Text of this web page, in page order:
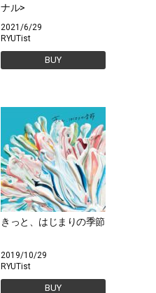
ナル>
2021/6/29
RYUTist
BUY
きっと、はじまりの季節
2019/10/29
RYUTist
BUY